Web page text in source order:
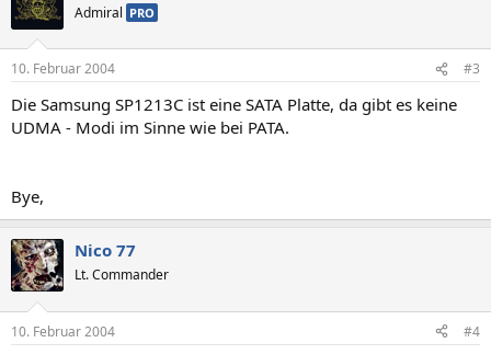
Admiral PRO
10. Februar 2004 #3
Die Samsung SP1213C ist eine SATA Platte, da gibt es keine
UDMA - Modi im Sinne wie bei PATA.
Bye,
Nico 77
Lt. Commander
10. Februar 2004 #4